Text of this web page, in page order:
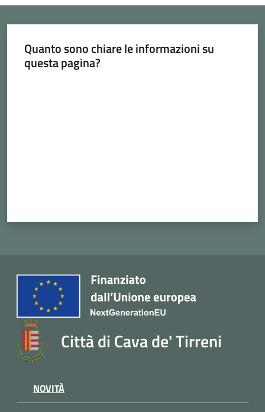
Servizi
Vivere
Cava
de'
Quanto sono chiare le informazioni su
questa pagina?
Città di Cava de' Tirreni
NOVITÀ